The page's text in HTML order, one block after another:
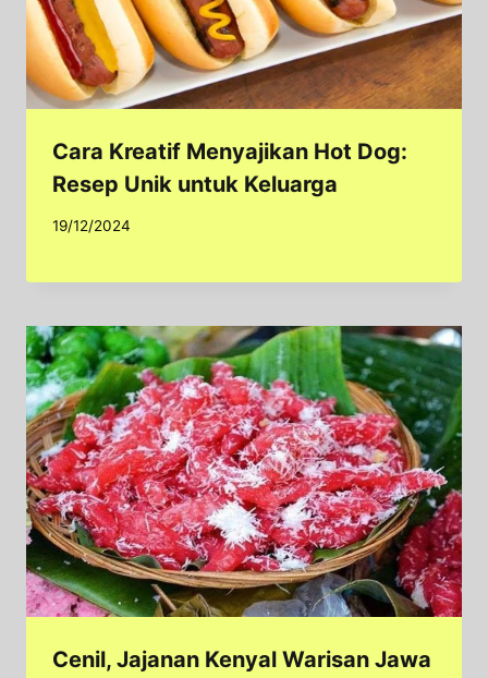
Cara Kreatif Menyajikan Hot Dog:
Resep Unik untuk Keluarga
19/12/2024
Cenil, Jajanan Kenyal Warisan Jawa